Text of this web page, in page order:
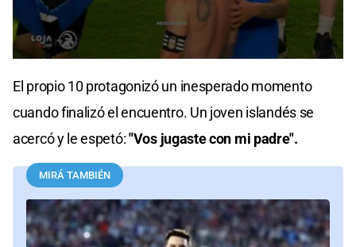
of
seconds
El propio 10 protagonizó un inesperado momento
cuando finalizó el encuentro. Un joven islandés se
acercó y le espetó:"Vos jugaste con mi padre".
MIRÁ TAMBIÉN